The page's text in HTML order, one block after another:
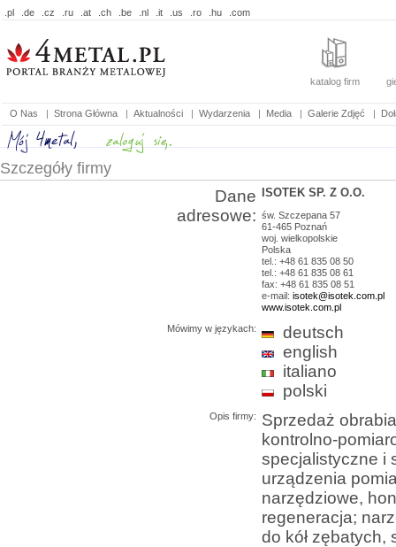
.pl .de .cz .ru .at .ch .be .nl .it .us .ro .hu .com
katalog firm
O Nas | Strona Główna | Aktualności | Wydarzenia | Media | Galerie Zdjęć |
Szczegóły firmy
Dane
adresowe:
ISOTEK SP. Z O.O.
św. Szczepana 57
61-465 Poznań
woj. wielkopolskie
Polska
tel.: +48 61 835 08 50
tel.: +48 61 835 08 61
fax: +48 61 835 08 51
e-mail: isotek@isotek.com.pl
www.isotek.com.pl
Mówimy w językach:
deutsch
english
italiano
polski
Opis firmy:
Sprzedaż
kontrolno-
specjalistyczne i
urządzenia
narzędziowe,
regeneracja;
do kół zębatych,